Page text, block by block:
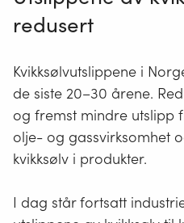
redusert
Kvikksølvutslippene i
de siste 20–30 årene.
og fremst mindre utslipp
olje- og gassvirksomhet
kvikksølv i produkter.
I dag står fortsatt